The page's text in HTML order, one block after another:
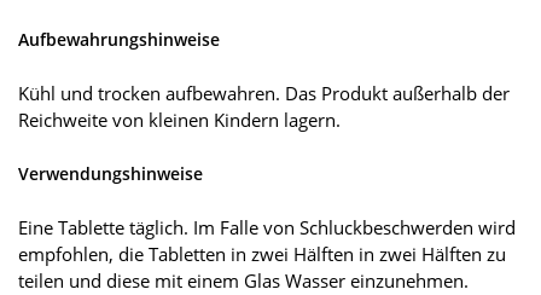
Aufbewahrungshinweise
Kühl und trocken aufbewahren. Das Produkt außerhalb der
Reichweite von kleinen Kindern lagern.
Verwendungshinweise
Eine Tablette täglich. Im Falle von Schluckbeschwerden wird
empfohlen, die Tabletten in zwei Hälften in zwei Hälften zu
teilen und diese mit einem Glas Wasser einzunehmen.